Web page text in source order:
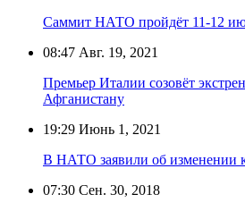
Саммит НАТО пройдёт 11-12
08:47 Авг. 19, 2021
Премьер Италии созовёт
Афганистану
19:29 Июнь 1, 2021
В НАТО заявили об изменении
07:30 Сен. 30, 2018